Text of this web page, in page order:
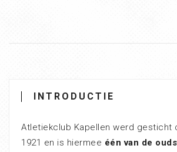
INTRODUCTIE
Atletiekclub Kapellen werd gesticht
1921 en is hiermee één van de